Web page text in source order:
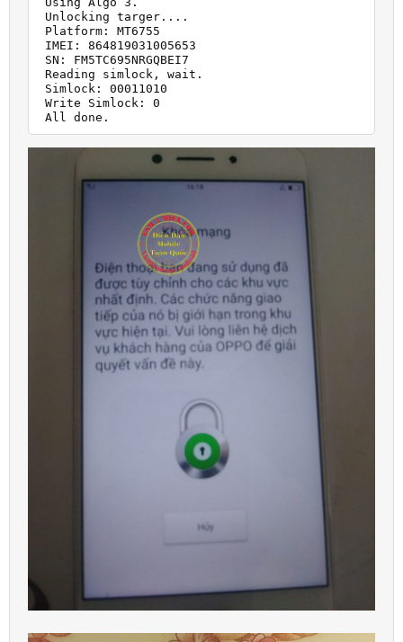
Unlocking targer....
Platform: MT6755
IMEI: 864819031005653
SN: FM5TC695NRGQBEI7
Reading simlock, wait.
Simlock: 00011010
Write Simlock: 0
All done.